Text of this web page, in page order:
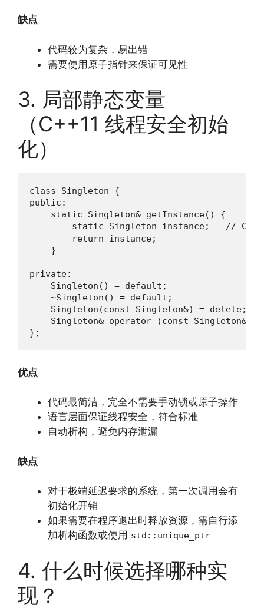
缺点
代码较为复杂，易出错
需要使用原子指针来保证可见性
3. 局部静态变量
（C++11 线程安全初始
化）
class Singleton {
public:
    static Singleton& getInstance() {
static Singleton instance;   // C++11
        return instance;
    }
private:
    Singleton() = default;
    ~Singleton() = default;
    Singleton(const Singleton&) = delete;
Singleton& operator=(const Singleton&)
};
优点
代码最简洁，完全不需要手动锁或原子操作
语言层面保证线程安全，符合标准
自动析构，避免内存泄漏
缺点
对于极端延迟要求的系统，第一次调用会有
初始化开销
如果需要在程序退出时释放资源，需自行添
加析构函数或使用 std::unique_ptr
4. 什么时候选择哪种实
现？